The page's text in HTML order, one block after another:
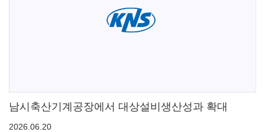
남시축산기계공장에서 대상설비생산성과 확대
2026.06.20